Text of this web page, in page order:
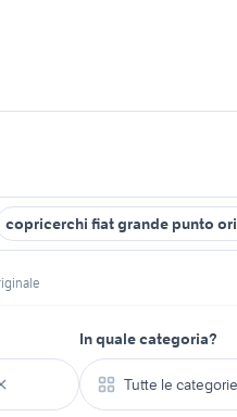
copricerchi fiat grande punto
In quale categoria?
Tutte le categorie